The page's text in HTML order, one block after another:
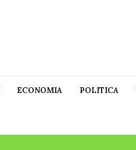
ECONOMIA POLITICA